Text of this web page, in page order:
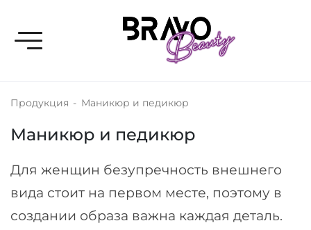
Toggle navigation
Продукция - Маникюр и педикюр
Маникюр и педикюр
Для женщин безупречность внешнего
вида стоит на первом месте, поэтому в
создании образа важна каждая деталь.